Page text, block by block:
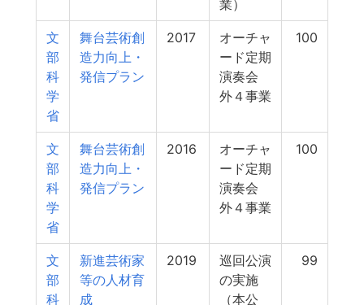
業）
文
部
科
学
省
舞台芸術創
造力向上・
発信プラン
2017
オーチャ
ード定期
演奏会
外４事業
100
文
部
科
学
省
舞台芸術創
造力向上・
発信プラン
2016
オーチャ
ード定期
演奏会
外４事業
100
文
部
科
新進芸術家
等の人材育
成
2019
巡回公演
の実施
（本公
99